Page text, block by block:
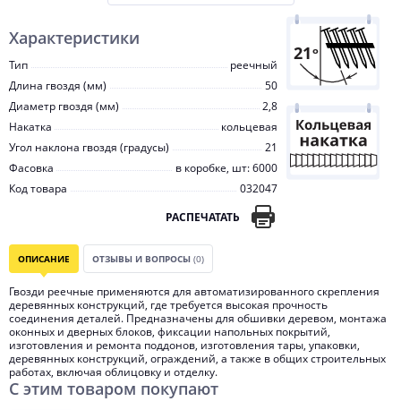
Характеристики
Тип
реечный
Длина гвоздя (мм)
50
Диаметр гвоздя (мм)
2,8
Накатка
кольцевая
Угол наклона гвоздя (градусы)
21
Фасовка
в коробке, шт: 6000
Код товара
032047
РАСПЕЧАТАТЬ
ОПИСАНИЕ ОТЗЫВЫ И ВОПРОСЫ (0)
Гвозди реечные применяются для автоматизированного скрепления
деревянных конструкций, где требуется высокая прочность
соединения деталей. Предназначены для обшивки деревом, монтажа
оконных и дверных блоков, фиксации напольных покрытий,
изготовления и ремонта поддонов, изготовления тары, упаковки,
деревянных конструкций, ограждений, а также в общих строительных
работах, включая облицовку и отделку.
С этим товаром покупают